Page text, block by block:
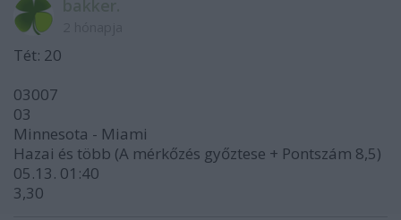
Tét: 20
03007
03
Minnesota - Miami
Hazai és több (A mérkőzés győztese + Pontszám 8,5)
05.13. 01:40
3,30